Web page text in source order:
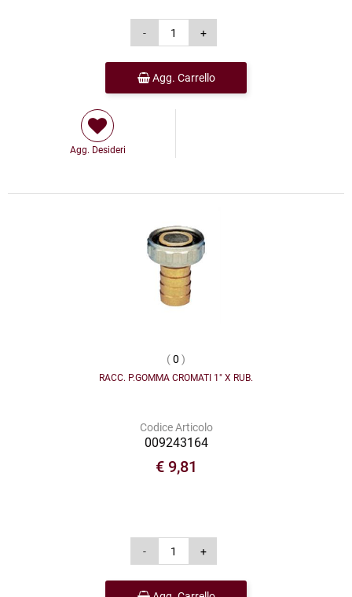
Agg. Carrello
Agg. Desideri
(0 )
RACC. P.GOMMA CROMATI 1" X RUB.
Codice Articolo
009243164
€ 9,81